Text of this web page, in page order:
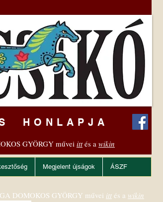
HONLAPJA
GYÖRGY művei ittés a wikin
Megjelent újságok ÁSZF
DOMOKOS GYÖRGY művei itt és a wikin